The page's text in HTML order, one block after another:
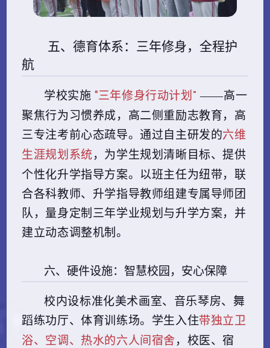
五、德育体系：三年修身，全程护
航
学校实施“三年修身行动计划” ——高一
聚焦行为习惯养成，高二侧重励志教育，高
三专注考前心态疏导。通过自主研发的六维
生涯规划系统，为学生规划清晰目标、提供
个性化升学指导方案。以班主任为纽带，联
合各科教师、升学指导教师组建专属导师团
队，量身定制三年学业规划与升学方案，并
建立动态调整机制。
六、硬件设施：智慧校园，安心保障
校内设标准化美术画室、音乐琴房、舞
蹈练功厅、体育训练场。学生入住带独立卫
浴、空调、热水的六人间宿舍，校医、宿